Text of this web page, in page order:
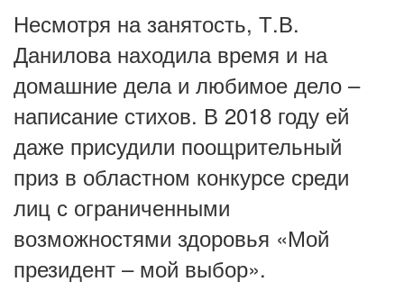
Несмотря на занятость, Т.В.
Данилова находила время и на
домашние дела и любимое дело –
написание стихов. В 2018 году ей
даже присудили поощрительный
приз в областном конкурсе среди
лиц с ограниченными
возможностями здоровья «Мой
президент – мой выбор».